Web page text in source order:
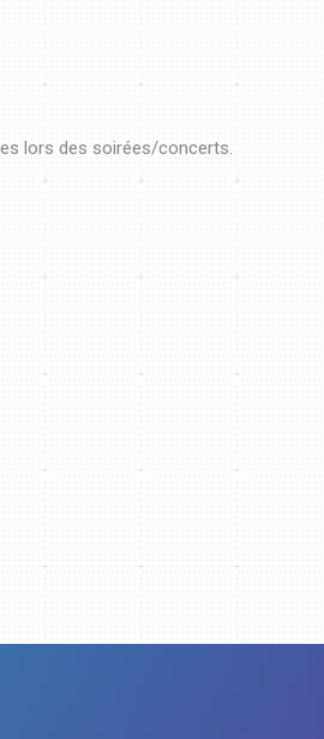
lors des soirées/concerts.